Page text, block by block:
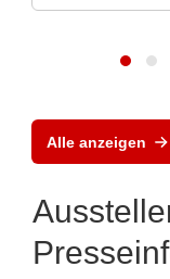
Alle anzeigen